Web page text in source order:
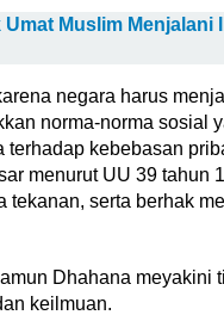
Muslim Menjalani
negara harus
norma-norma sosial
kebebasan
menurut UU 39 tahun
serta berhak
Dhahana meyakini
keilmuan.